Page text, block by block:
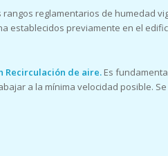
rangos reglamentarios de humedad
establecidos previamente en el
Recirculación de aire. Es
a la mínima velocidad posible.